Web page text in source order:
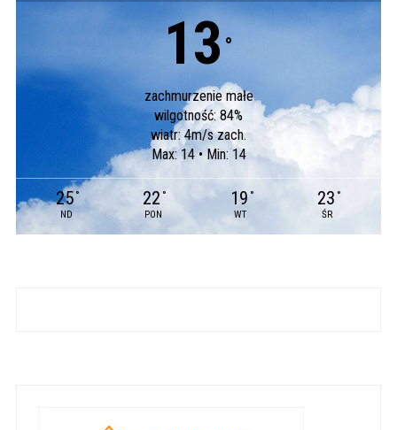
13 °
zachmurzenie małe
wilgotność: 84%
wiatr: 4m/s zach.
Max: 14 • Min: 14
25 °
ND
22 °
PON
19 °
WT
23 °
ŚR